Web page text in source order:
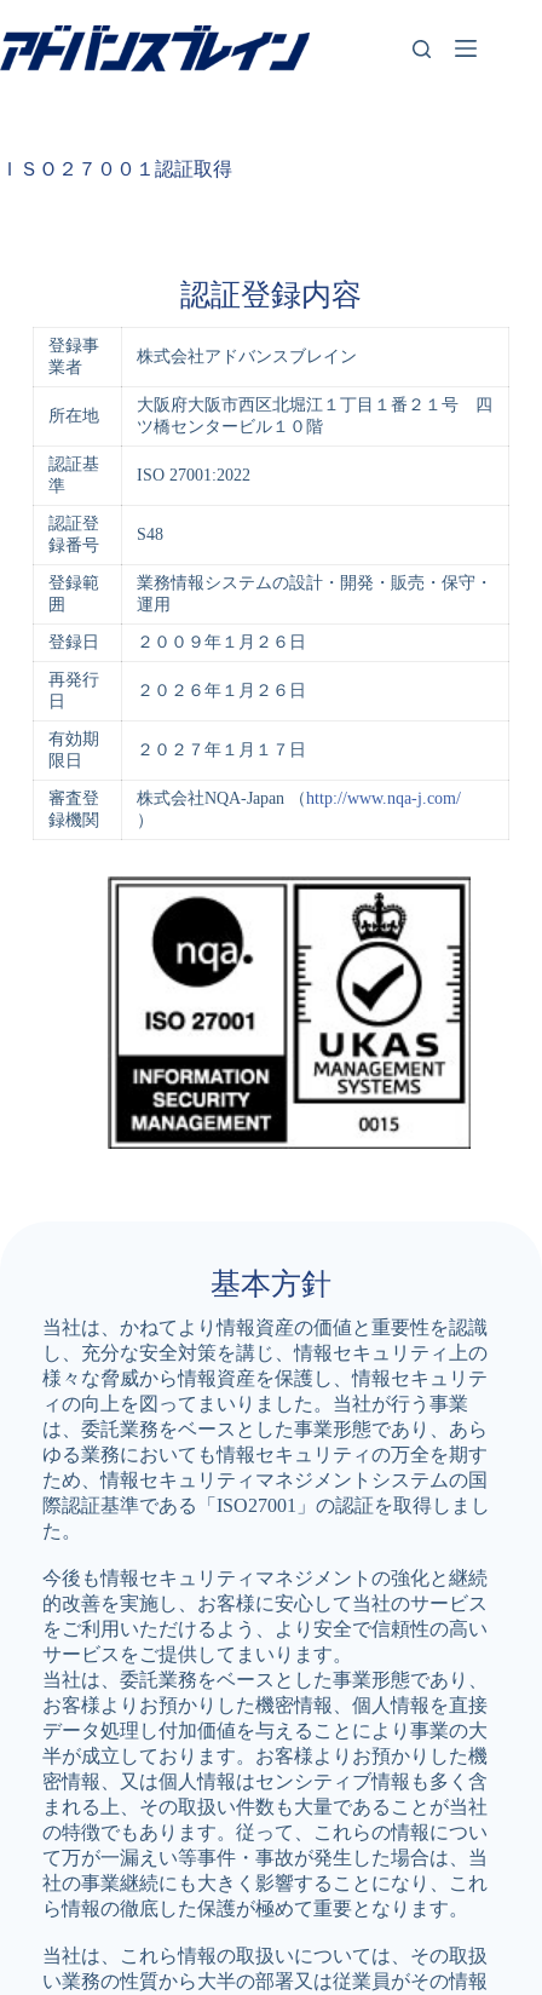
ン
テ
スＩＳＯ２７００１認証取得
認証登録内容
登録事
業者
株式会社アドバンスブレイン
所在地
大阪府大阪市西区北堀江１丁目１番２１号 四
ツ橋センタービル１０階
認証基
準
ISO 27001:2022
認証登
録番号
S48
登録範
囲
業務情報システムの設計・開発・販売・保守・
運用
登録日 ２００９年１月２６日
再発行
日
２０２６年１月２６日
有効期
限日
２０２７年１月１７日
審査登
録機関
株式会社NQA-Japan （http://www.nqa-j.com/
）
基本方針
当社は、かねてより情報資産の価値と重要性を認識
し、充分な安全対策を講じ、情報セキュリティ上の
様々な脅威から情報資産を保護し、情報セキュリテ
ィの向上を図ってまいりました。当社が行う事業
は、委託業務をベースとした事業形態であり、あら
ゆる業務においても情報セキュリティの万全を期す
ため、情報セキュリティマネジメントシステムの国
際認証基準である「ISO27001」の認証を取得しまし
た。
今後も情報セキュリティマネジメントの強化と継続
的改善を実施し、お客様に安心して当社のサービス
をご利用いただけるよう、より安全で信頼性の高い
サービスをご提供してまいります。
当社は、委託業務をベースとした事業形態であり、
お客様よりお預かりした機密情報、個人情報を直接
データ処理し付加価値を与えることにより事業の大
半が成立しております。お客様よりお預かりした機
密情報、又は個人情報はセンシティブ情報も多く含
まれる上、その取扱い件数も大量であることが当社
の特徴でもあります。従って、これらの情報につい
て万が一漏えい等事件・事故が発生した場合は、当
社の事業継続にも大きく影響することになり、これ
ら情報の徹底した保護が極めて重要となります。
当社は、これら情報の取扱いについては、その取扱
い業務の性質から大半の部署又は従業員がその情報